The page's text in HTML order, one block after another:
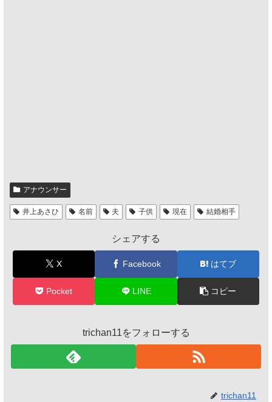
アナウンサー
井上あさひ 名前 夫 子供 現在 結婚相手
シェアする
X Facebook はてブ
Pocket LINE コピー
trichan11をフォローする
trichan11